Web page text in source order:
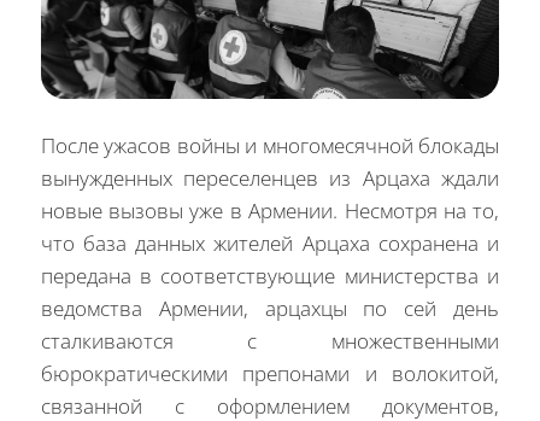
После ужасов войны и многомесячной блокады
вынужденных переселенцев из Арцаха ждали
новые вызовы уже в Армении. Несмотря на то,
что база данных жителей Арцаха сохранена и
передана в соответствующие министерства и
ведомства Армении, арцахцы по сей день
сталкиваются с множественными
бюрократическими препонами и волокитой,
связанной с оформлением документов,